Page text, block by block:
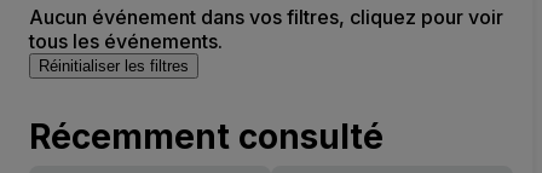
Aucun événement dans vos filtres, cliquez pour voir
tous les événements.
Réinitialiser les filtres
Récemment consulté